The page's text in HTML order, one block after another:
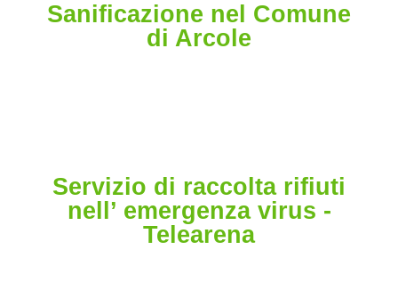
Sanificazione nel Comune
di Arcole
Servizio di raccolta rifiuti
nell’ emergenza virus -
Telearena